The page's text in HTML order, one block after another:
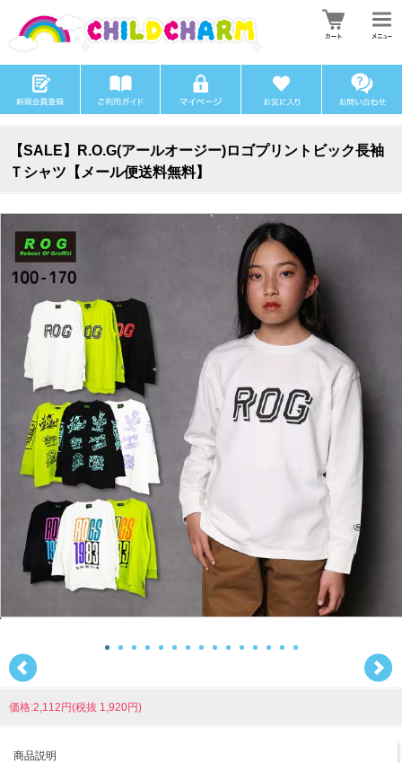
【SALE】R.O.G(アールオージー)ロゴプリントビック長袖
Ｔシャツ【メール便送料無料】
価格:2,112円(税抜 1,920円)
商品説明